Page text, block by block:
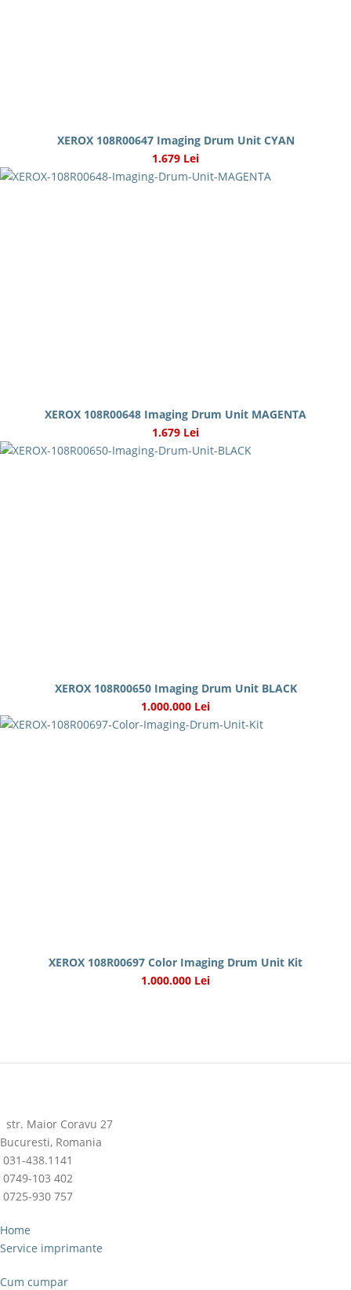
XEROX 108R00647 Imaging Drum Unit CYAN
1.679 Lei
XEROX 108R00648 Imaging Drum Unit MAGENTA
1.679 Lei
XEROX 108R00650 Imaging Drum Unit BLACK
1.000.000 Lei
XEROX 108R00697 Color Imaging Drum Unit Kit
1.000.000 Lei
str. Maior Coravu 27
Bucuresti, Romania
031-438.1141
0749-103 402
0725-930 757
Home
Service imprimante
Cum cumpar